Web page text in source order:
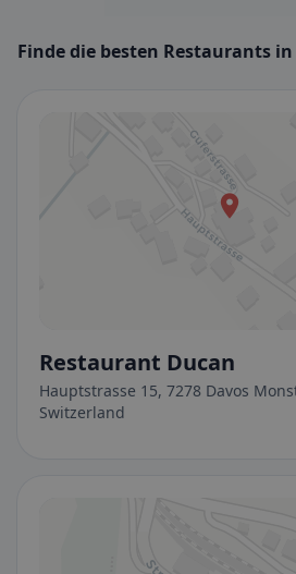
Finde die besten Restaurants
Restaurant Ducan
Hauptstrasse 15, 7278 Davos
Switzerland